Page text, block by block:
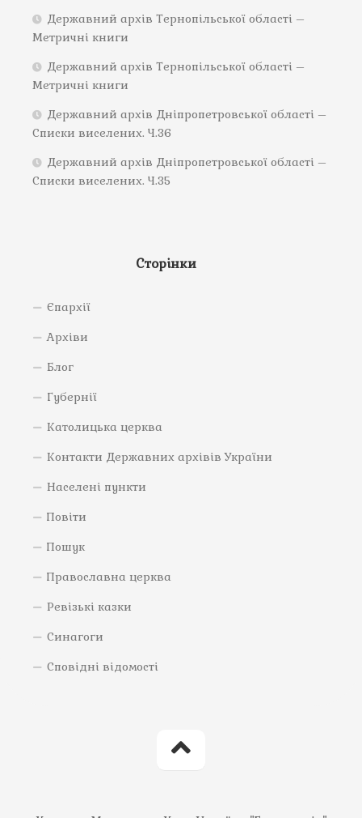
Державний архів Тернопільської області –
Метричні книги
Державний архів Тернопільської області –
Метричні книги
Державний архів Дніпропетровської області –
Списки виселених. Ч.36
Державний архів Дніпропетровської області –
Списки виселених. Ч.35
Сторінки
Єпархії
Архіви
Блог
Губернії
Католицька церква
Контакти Державних архівів України
Населені пункти
Повіти
Пошук
Православна церква
Ревізькі казки
Синагоги
Сповідні відомості